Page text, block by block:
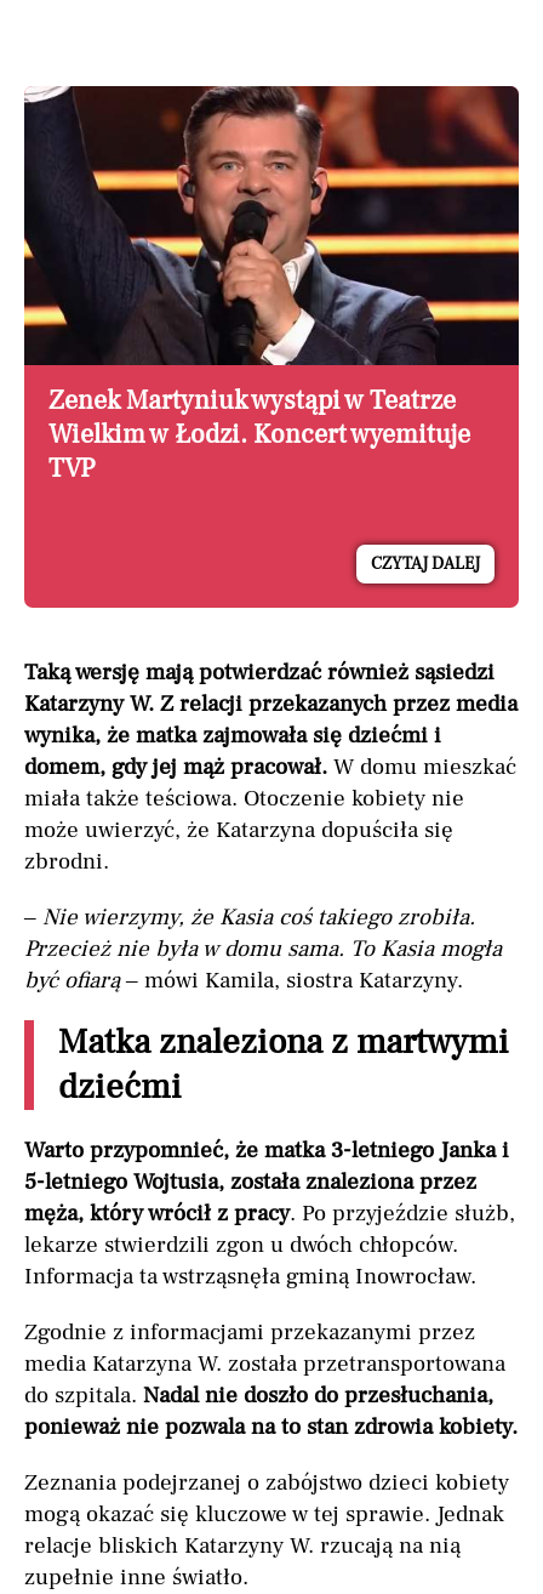
Zenek Martyniuk wystąpi w Teatrze
Wielkim w Łodzi. Koncert wyemituje
TVP
CZYTAJ DALEJ
Taką wersję mają potwierdzać również sąsiedzi
Katarzyny W. Z relacji przekazanych przez media
wynika, że matka zajmowała się dziećmi i
domem, gdy jej mąż pracował. W domu mieszkać
miała także teściowa. Otoczenie kobiety nie
może uwierzyć, że Katarzyna dopuściła się
zbrodni.
– Nie wierzymy, że Kasia coś takiego zrobiła.
Przecież nie była w domu sama. To Kasia mogła
być ofiarą– mówi Kamila, siostra Katarzyny.
Matka znaleziona z martwymi
dziećmi
Warto przypomnieć, że matka 3-letniego Janka i
5-letniego Wojtusia, została znaleziona przez
męża, który wrócił z pracy. Po przyjeździe służb,
lekarze stwierdzili zgon u dwóch chłopców.
Informacja ta wstrząsnęła gminą Inowrocław.
Zgodnie z informacjami przekazanymi przez
media Katarzyna W. została przetransportowana
do szpitala. Nadal nie doszło do przesłuchania,
ponieważ nie pozwala na to stan zdrowia kobiety.
Zeznania podejrzanej o zabójstwo dzieci kobiety
mogą okazać się kluczowe w tej sprawie. Jednak
relacje bliskich Katarzyny W. rzucają na nią
zupełnie inne światło.